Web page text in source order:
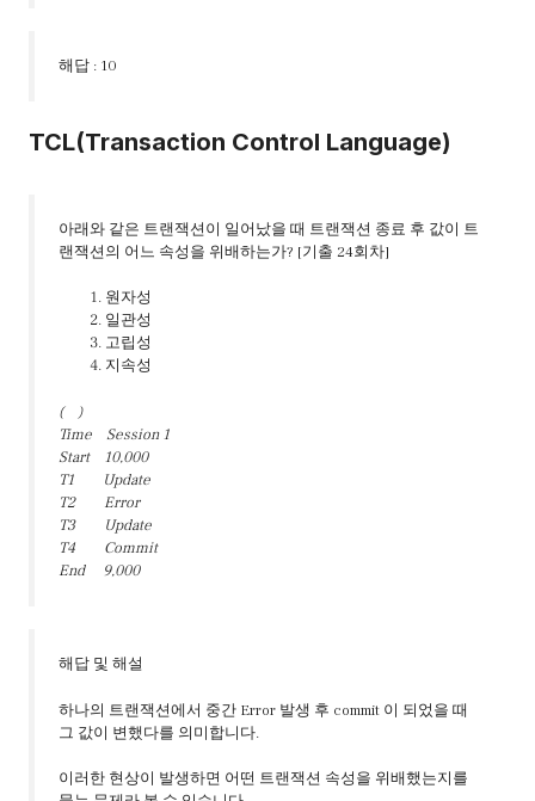
해답 : 10
TCL(Transaction Control Language)
아래와 같은 트랜잭션이 일어났을 때 트랜잭션 종료 후 값이 트
랜잭션의 어느 속성을 위배하는가? [기출 24회차]
원자성
일관성
고립성
지속성
( )
Time Session 1
Start 10,000
T1 Update
T2 Error
T3 Update
T4 Commit
End 9,000
해답 및 해설
하나의 트랜잭션에서 중간 Error 발생 후 commit 이 되었을 때
그 값이 변했다를 의미합니다.
이러한 현상이 발생하면 어떤 트랜잭션 속성을 위배했는지를